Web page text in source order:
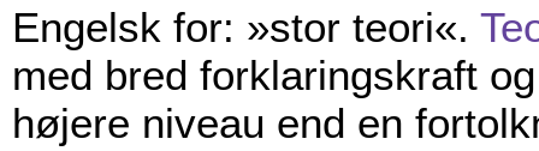
Engelsk for: »stor teori«.
med bred forklaringskraft
højere niveau end en